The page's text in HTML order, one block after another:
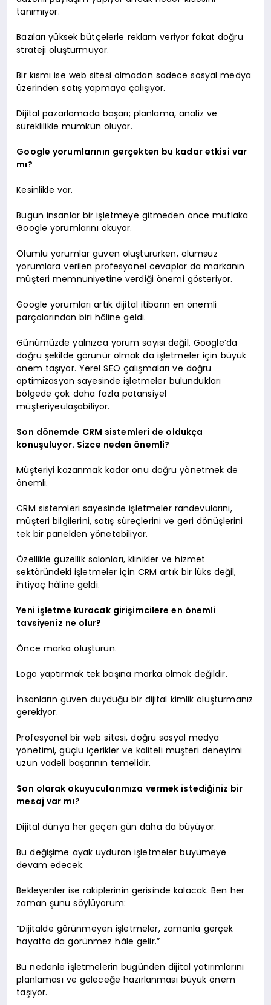
tanımıyor.
Bazıları yüksek bütçelerle reklam veriyor fakat doğru
strateji oluşturmuyor.
Bir kısmı ise web sitesi olmadan sadece sosyal medya
üzerinden satış yapmaya çalışıyor.
Dijital pazarlamada başarı; planlama, analiz ve
süreklilikle mümkün oluyor.
Google yorumlarının gerçekten bu kadar etkisi var
mı?
Kesinlikle var.
Bugün insanlar bir işletmeye gitmeden önce mutlaka
Google yorumlarını okuyor.
Olumlu yorumlar güven oluştururken, olumsuz
yorumlara verilen profesyonel cevaplar da markanın
müşteri memnuniyetine verdiği önemi gösteriyor.
Google yorumları artık dijital itibarın en önemli
parçalarından biri hâline geldi.
Günümüzde yalnızca yorum sayısı değil, Google’da
doğru şekilde görünür olmak da işletmeler için büyük
önem taşıyor. Yerel SEO çalışmaları ve doğru
optimizasyon sayesinde işletmeler bulundukları
bölgede çok daha fazla potansiyel
müşteriyeulaşabiliyor.
Son dönemde CRM sistemleri de oldukça
konuşuluyor. Sizce neden önemli?
Müşteriyi kazanmak kadar onu doğru yönetmek de
önemli.
CRM sistemleri sayesinde işletmeler randevularını,
müşteri bilgilerini, satış süreçlerini ve geri dönüşlerini
tek bir panelden yönetebiliyor.
Özellikle güzellik salonları, klinikler ve hizmet
sektöründeki işletmeler için CRM artık bir lüks değil,
ihtiyaç hâline geldi.
Yeni işletme kuracak girişimcilere en önemli
tavsiyeniz ne olur?
Önce marka oluşturun.
Logo yaptırmak tek başına marka olmak değildir.
İnsanların güven duyduğu bir dijital kimlik oluşturmanız
gerekiyor.
Profesyonel bir web sitesi, doğru sosyal medya
yönetimi, güçlü içerikler ve kaliteli müşteri deneyimi
uzun vadeli başarının temelidir.
Son olarak okuyucularımıza vermek istediğiniz bir
mesaj var mı?
Dijital dünya her geçen gün daha da büyüyor.
Bu değişime ayak uyduran işletmeler büyümeye
devam edecek.
Bekleyenler ise rakiplerinin gerisinde kalacak. Ben her
zaman şunu söylüyorum:
“Dijitalde görünmeyen işletmeler, zamanla gerçek
hayatta da görünmez hâle gelir.”
Bu nedenle işletmelerin bugünden dijital yatırımlarını
planlaması ve geleceğe hazırlanması büyük önem
taşıyor.